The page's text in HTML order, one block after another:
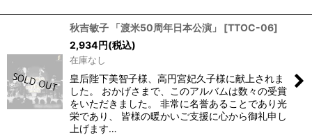
秋吉敏子 「渡米50周年日本公演」 [TTOC-06]
2,934円(税込)
在庫なし
皇后陛下美智子様、高円宮妃久子様に献上されま
した。 おかげさまで、このアルバムは数々の受賞
をいただきました。 非常に名誉あることであり光
栄であり、 皆様の暖かいご支援に心から御礼申し
上げます…